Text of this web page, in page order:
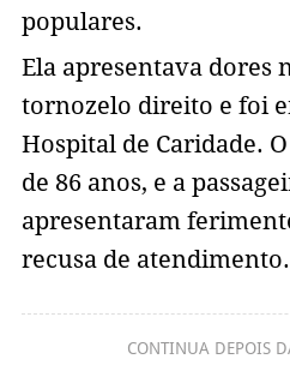
populares.
Ela apresentava dores
tornozelo direito e foi
Hospital de Caridade.
de 86 anos, e a
apresentaram
recusa de atendimento.
CONTINUA DEPOIS